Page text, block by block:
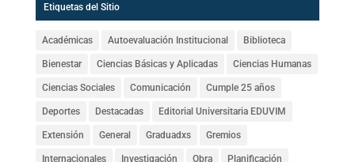
Etiquetas del Sitio
Académicas Autoevaluación Institucional Biblioteca
Bienestar Ciencias Básicas y Aplicadas Ciencias Humanas
Ciencias Sociales Comunicación Cumple 25 años
Deportes Destacadas Editorial Universitaria EDUVIM
Extensión General Graduadxs Gremios
Internacionales Investigación Obra Planificación